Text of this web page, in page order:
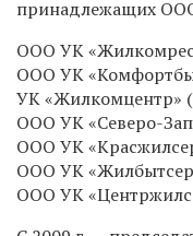
принадлежащих
ООО УК
ООО УК
УК «Жилкомцентр»
ООО УК «Северо-
ООО УК
ООО УК
ООО УК